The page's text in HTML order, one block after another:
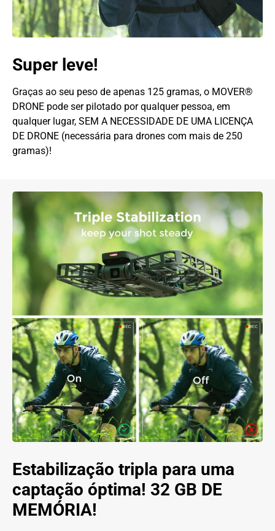
Super leve!
Graças ao seu peso de apenas 125 gramas, o MOVER®
DRONE pode ser pilotado por qualquer pessoa, em
qualquer lugar, SEM A NECESSIDADE DE UMA LICENÇA
DE DRONE (necessária para drones com mais de 250
gramas)!
Estabilização tripla para uma
captação óptima! 32 GB DE
MEMÓRIA!